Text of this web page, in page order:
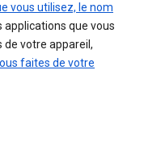
vous utilisez, le nom
applications que vous
de votre appareil,
faites de votre